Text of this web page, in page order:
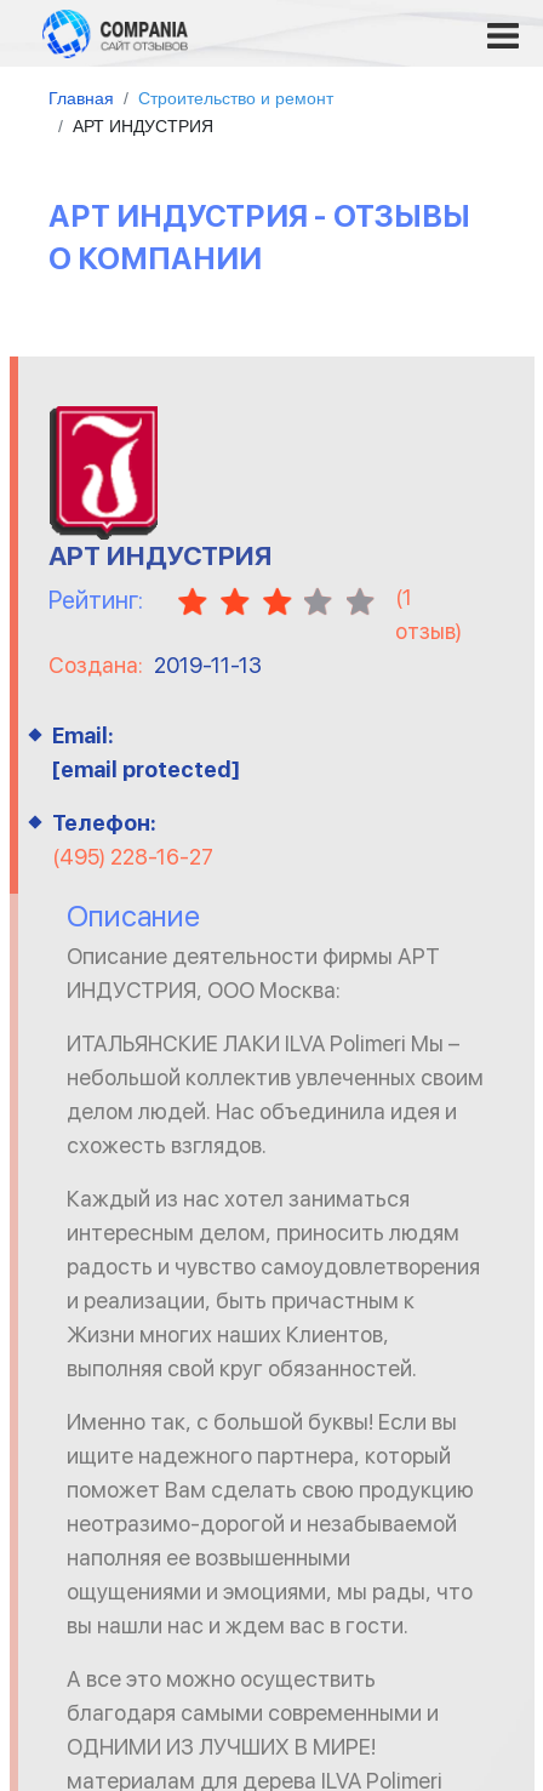
Главная
Строительство и ремонт
АРТ ИНДУСТРИЯ
АРТ ИНДУСТРИЯ - ОТЗЫВЫ
О КОМПАНИИ
АРТ ИНДУСТРИЯ
Рейтинг: (1
отзыв)
Создана: 2019-11-13
Email:
[email protected]
Телефон:
(495) 228-16-27
Описание
Описание деятельности фирмы АРТ
ИНДУСТРИЯ, ООО Москва:
ИТАЛЬЯНСКИЕ ЛАКИ ILVA Polimeri Мы –
небольшой коллектив увлеченных своим
делом людей. Нас объединила идея и
схожесть взглядов.
Каждый из нас хотел заниматься
интересным делом, приносить людям
радость и чувство самоудовлетворения
и реализации, быть причастным к
Жизни многих наших Клиентов,
выполняя свой круг обязанностей.
Именно так, с большой буквы! Если вы
ищите надежного партнера, который
поможет Вам сделать свою продукцию
неотразимо-дорогой и незабываемой
наполняя ее возвышенными
ощущениями и эмоциями, мы рады, что
вы нашли нас и ждем вас в гости.
А все это можно осуществить
благодаря самыми современными и
ОДНИМИ ИЗ ЛУЧШИХ В МИРЕ!
материалам для дерева ILVA Polimeri